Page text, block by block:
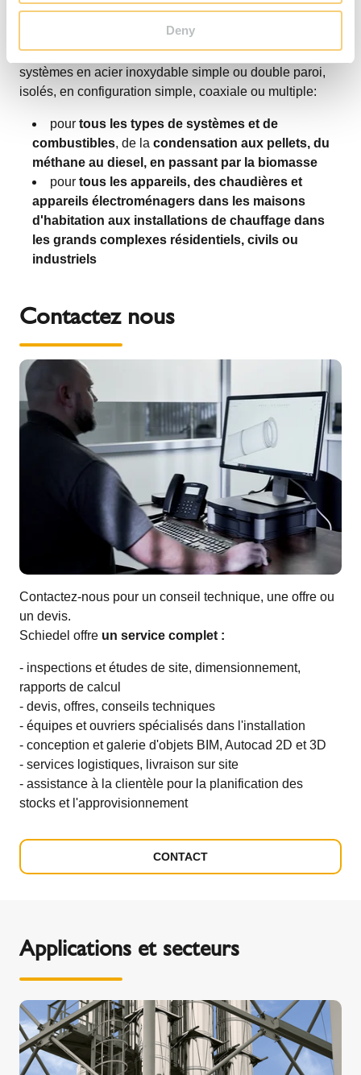
Deny
dernière génération de systèmes de chauffage.Pour le
secteur de la plomberie et du chauffage
propose un assortiment de solutions complètes,
systèmes en acier inoxydable simple ou double paroi,
isolés, en configuration simple, coaxiale ou multiple:
pour tous les types de systèmes et de
combustibles, de la condensation aux pellets, du
méthane au diesel, en passant par la biomasse
pour tous les appareils, des chaudières et
appareils électroménagers dans les maisons
d'habitation aux installations de chauffage dans
les grands complexes résidentiels, civils ou
industriels
Contactez nous
Contactez-nous pour un conseil technique, une offre ou
un devis.
Schiedel offre un service complet :
- inspections et études de site, dimensionnement,
rapports de calcul
- devis, offres, conseils techniques
- équipes et ouvriers spécialisés dans l'installation
- conception et galerie d'objets BIM, Autocad 2D et 3D
- services logistiques, livraison sur site
- assistance à la clientèle pour la planification des
stocks et l'approvisionnement
CONTACT
Applications et secteurs